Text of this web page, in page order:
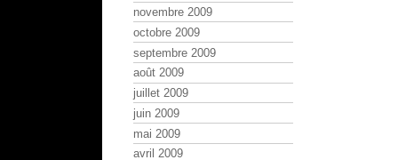
novembre 2009
octobre 2009
septembre 2009
août 2009
juillet 2009
juin 2009
mai 2009
avril 2009